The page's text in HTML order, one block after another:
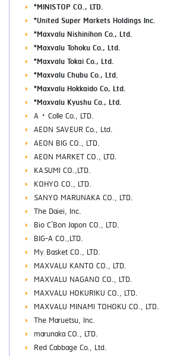
*MINISTOP CO., LTD.
*United Super Markets Holdings Inc.
*Maxvalu Nishinihon Co., Ltd.
*Maxvalu Tohoku Co., Ltd.
*Maxvalu Tokai Co., Ltd.
*Maxvalu Chubu Co., Ltd.
*Maxvalu Hokkaido Co, Ltd.
*Maxvalu Kyushu Co., Ltd.
A・Colle Co., LTD.
AEON SAVEUR Co., Ltd.
AEON BIG CO., LTD.
AEON MARKET CO., LTD.
KASUMI CO.,LTD.
KOHYO CO., LTD.
SANYO MARUNAKA CO., LTD.
The Daiei, Inc.
Bio C’Bon Japon CO., LTD.
BIG-A CO.,LTD.
My Basket CO., LTD.
MAXVALU KANTO CO., LTD.
MAXVALU NAGANO CO., LTD.
MAXVALU HOKURIKU CO., LTD.
MAXVALU MINAMI TOHOKU CO., LTD.
The Maruetsu, Inc.
marunaka CO., LTD.
Red Cabbage Co., Ltd.